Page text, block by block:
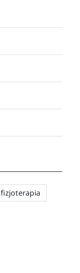
fizjoterapia